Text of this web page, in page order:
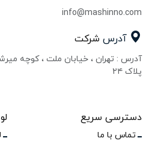
info@mashinno.com
آدرس شرکت
آدرس : تهران ، خیابان ملت ، کوچه
پلاک ۲۴
دسترسی سریع
تماس با ما